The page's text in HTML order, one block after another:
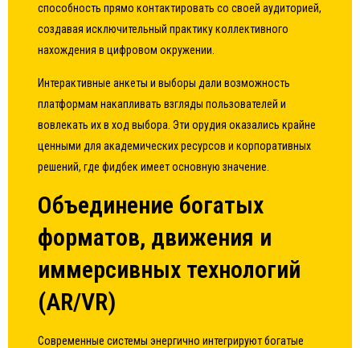
способность прямо контактировать со своей аудиторией,
создавая исключительный практику коллективного
нахождения в цифровом окружении.
Интерактивные анкеты и выборы дали возможность
платформам накапливать взгляды пользователей и
вовлекать их в ход выбора. Эти орудия оказались крайне
ценными для академических ресурсов и корпоративных
решений, где фидбек имеет основную значение.
Объединение богатых
форматов, движения и
иммерсивных технологий
(AR/VR)
Современные системы энергично интегрируют богатые